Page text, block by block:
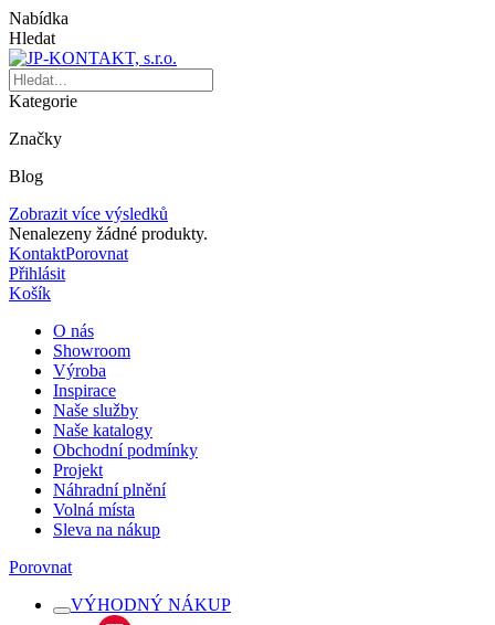
Nabídka
Hledat
Kategorie
Značky
Blog
Zobrazit více výsledků
Nenalezeny žádné produkty.
KontaktPorovnat
Přihlásit
Košík
O nás
Showroom
Výroba
Inspirace
Naše služby
Naše katalogy
Obchodní podmínky
Projekt
Náhradní plnění
Volná místa
Sleva na nákup
Porovnat
VÝHODNÝ NÁKUP